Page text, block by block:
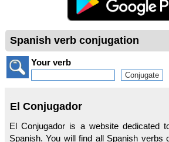
Spanish verb conjugation
Your verb
El Conjugador
El Conjugador is a website dedicated
Spanish. You will find all Spanish verbs